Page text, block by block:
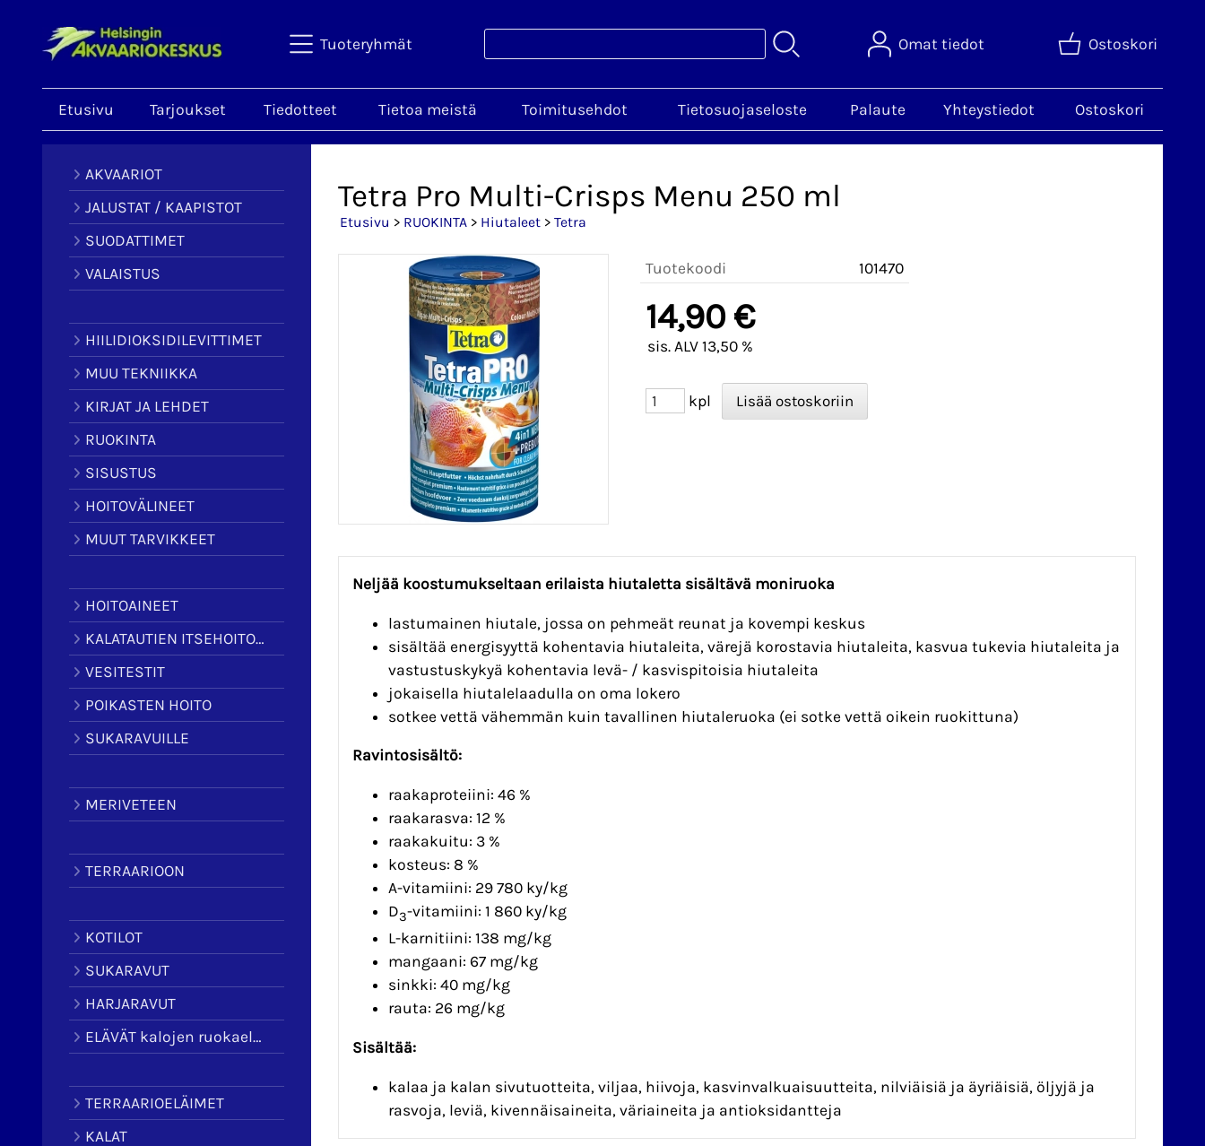
Tuoteryhmät Omat tiedot Ostoskori
Etusivu Tarjoukset Tiedotteet Tietoa meistä Toimitusehdot Tietosuojaseloste Palaute Yhteystiedot Ostoskori
AKVAARIOT
JALUSTAT / KAAPISTOT
SUODATTIMET
VALAISTUS
HIILIDIOKSIDILEVITTIMET
MUU TEKNIIKKA
KIRJAT JA LEHDET
RUOKINTA
SISUSTUS
HOITOVÄLINEET
MUUT TARVIKKEET
HOITOAINEET
KALATAUTIEN ITSEHOITOAINEET
VESITESTIT
POIKASTEN HOITO
SUKARAVUILLE
MERIVETEEN
TERRAARIOON
KOTILOT
SUKARAVUT
HARJARAVUT
ELÄVÄT kalojen ruokaeläimet
TERRAARIOELÄIMET
KALAT
Tetra Pro Multi-Crisps Menu 250 ml
Etusivu > RUOKINTA > Hiutaleet > Tetra
Tuotekoodi 101470
14,90 €
sis. ALV 13,50 %
kpl
Neljää koostumukseltaan erilaista hiutaletta sisältävä moniruoka
lastumainen hiutale, jossa on pehmeät reunat ja kovempi keskus
sisältää energisyyttä kohentavia hiutaleita, värejä korostavia hiutaleita, kasvua tukevia hiutaleita ja
vastustuskykyä kohentavia levä- / kasvispitoisia hiutaleita
jokaisella hiutalelaadulla on oma lokero
sotkee vettä vähemmän kuin tavallinen hiutaleruoka (ei sotke vettä oikein ruokittuna)
Ravintosisältö:
raakaproteiini: 46 %
raakarasva: 12 %
raakakuitu: 3 %
kosteus: 8 %
A-vitamiini: 29 780 ky/kg
D3-vitamiini: 1 860 ky/kg
L-karnitiini: 138 mg/kg
mangaani: 67 mg/kg
sinkki: 40 mg/kg
rauta: 26 mg/kg
Sisältää:
kalaa ja kalan sivutuotteita, viljaa, hiivoja, kasvinvalkuaisuutteita, nilviäisiä ja äyriäisiä, öljyjä ja
rasvoja, leviä, kivennäisaineita, väriaineita ja antioksidantteja